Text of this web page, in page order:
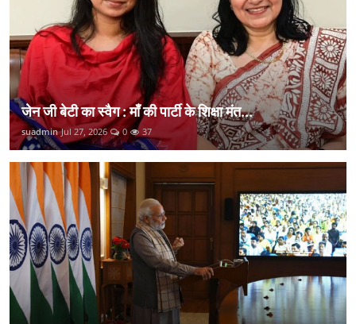
जेन जी बेटी का स्वैग : माँ की पार्टी के शिक्षा मंत...
suadmin Jul 27, 2026 0 37